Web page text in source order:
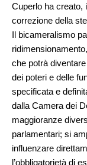
Cuperlo ha creato,
correzione della
Il bicameralismo
che potrà
dei poteri e delle
specificata e
dalla Camera dei
maggioranze
parlamentari; si
influenzare
l’obbligatorietà di